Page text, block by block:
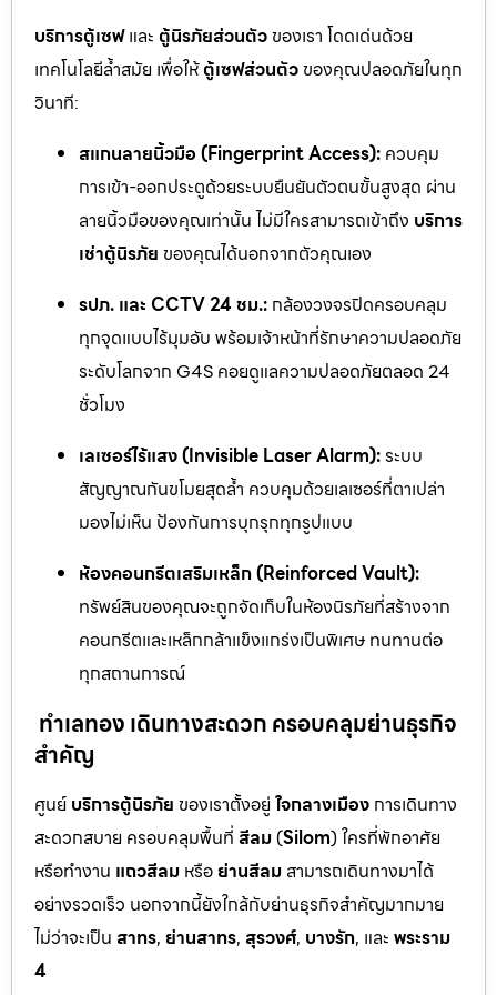
บริการตู้เซฟและ ตู้นิรภัยส่วนตัว ของเรา โดดเด่นด้วย
เทคโนโลยีล้ำสมัย เพื่อให้ตู้เซฟส่วนตัว ของคุณปลอดภัยในทุก
วินาที:
สแกนลายนิ้วมือ (Fingerprint Access): ควบคุม
การเข้า-ออกประตูด้วยระบบยืนยันตัวตนขั้นสูงสุด ผ่าน
ลายนิ้วมือของคุณเท่านั้น ไม่มีใครสามารถเข้าถึง บริการ
เช่าตู้นิรภัย ของคุณได้นอกจากตัวคุณเอง
รปภ. และ CCTV 24 ชม.: กล้องวงจรปิดครอบคลุม
ทุกจุดแบบไร้มุมอับ พร้อมเจ้าหน้าที่รักษาความปลอดภัย
ระดับโลกจาก G4S คอยดูแลความปลอดภัยตลอด 24
ชั่วโมง
เลเซอร์ไร้แสง (Invisible Laser Alarm):ระบบ
สัญญาณกันขโมยสุดล้ำ ควบคุมด้วยเลเซอร์ที่ตาเปล่า
มองไม่เห็น ป้องกันการบุกรุกทุกรูปแบบ
ห้องคอนกรีตเสริมเหล็ก (Reinforced Vault):
ทรัพย์สินของคุณจะถูกจัดเก็บในห้องนิรภัยที่สร้างจาก
คอนกรีตและเหล็กกล้าแข็งแกร่งเป็นพิเศษ ทนทานต่อ
ทุกสถานการณ์
ทำเลทอง เดินทางสะดวก ครอบคลุมย่านธุรกิจ
สำคัญ
ศูนย์ บริการตู้นิรภัย ของเราตั้งอยู่ ใจกลางเมือง การเดินทาง
สะดวกสบาย ครอบคลุมพื้นที่ สีลม(Silom) ใครที่พักอาศัย
หรือทำงาน แถวสีลม หรือย่านสีลม สามารถเดินทางมาได้
อย่างรวดเร็ว นอกจากนี้ยังใกล้กับย่านธุรกิจสำคัญมากมาย
ไม่ว่าจะเป็น สาทร, ย่านสาทร, สุรวงศ์, บางรัก, และ พระราม
4